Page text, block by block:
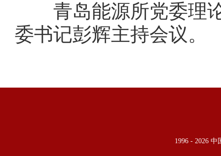
青岛能源所党委理
委书记彭辉主持会议。
1996 - 2026 中